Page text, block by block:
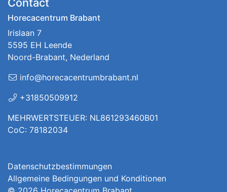
Horecacentrum Brabant
Irislaan 7
5595 EH Leende
Noord-Brabant, Nederland
info@horecacentrumbrabant.nl
+31850509912
MEHRWERTSTEUER: NL861293460B01
CoC: 78182034
Datenschutzbestimmungen
Allgemeine Bedingungen und Konditionen